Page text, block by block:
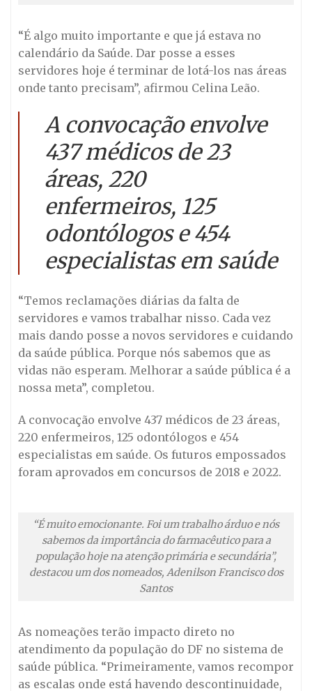
“É algo muito importante e que já estava no
calendário da Saúde. Dar posse a esses
servidores hoje é terminar de lotá-los nas áreas
onde tanto precisam”, afirmou Celina Leão.
A convocação envolve
437 médicos de 23
áreas, 220
enfermeiros, 125
odontólogos e 454
especialistas em saúde
“Temos reclamações diárias da falta de
servidores e vamos trabalhar nisso. Cada vez
mais dando posse a novos servidores e cuidando
da saúde pública. Porque nós sabemos que as
vidas não esperam. Melhorar a saúde pública é a
nossa meta”, completou.
A convocação envolve 437 médicos de 23 áreas,
220 enfermeiros, 125 odontólogos e 454
especialistas em saúde. Os futuros empossados
foram aprovados em concursos de 2018 e 2022.
“É muito emocionante. Foi um trabalho árduo e nós
sabemos da importância do farmacêutico para a
população hoje na atenção primária e secundária”,
destacou um dos nomeados, Adenilson Francisco dos
Santos
As nomeações terão impacto direto no
atendimento da população do DF no sistema de
saúde pública. “Primeiramente, vamos recompor
as escalas onde está havendo descontinuidade,